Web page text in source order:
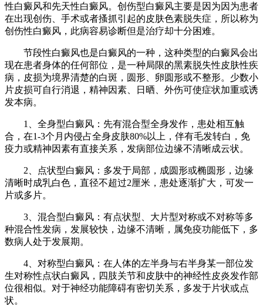
性白癜风和先天性白癜风。创伤型白癜风主要是因为因为患者
在出现创伤、手术或者搔抓引起的皮肤色素脱失症，所以称为
创伤性白癜风，此病容易诊断但是治疗却十分困难。
节段性白癜风也是白癜风的一种，这种类型的白癜风会出
现在患者身体的任何部位，是一种局限的黑素脱失性皮肤性疾
病，皮损为境界清楚的白斑，圆形、卵圆形或不整形。少数小
片皮损可自行消退，精神因素、日晒、外伤可使症状加重或诱
发本病。
1、全身型白癜风：先有混合型全身发作，患处相互触
合，在1-3个月内侵占全身皮肤80%以上，伴有毛发转白，免
疫力或精神因素有直接关系，发病部位边缘不清晰成云状。
2、点状型白癜风：多发于局部，成圆形或椭圆形，边缘
清晰时成乳白色，直径不超过2厘米，患处逐渐扩大，可发一
片或多片。
3、混合型白癜风：有点状型、大片型对称或不对称等多
种混合性发病，发展较快，边缘不清晰，属免疫功能低下，多
数病人处于发展期。
4、对称型白癜风：在人体的左半身与右半身某一部位发
生对称性点状白癜风，四肢关节和皮肤中的神经性皮炎发作部
位很相似。对于神经功能障碍有密切关系，多发于片状或点
状。